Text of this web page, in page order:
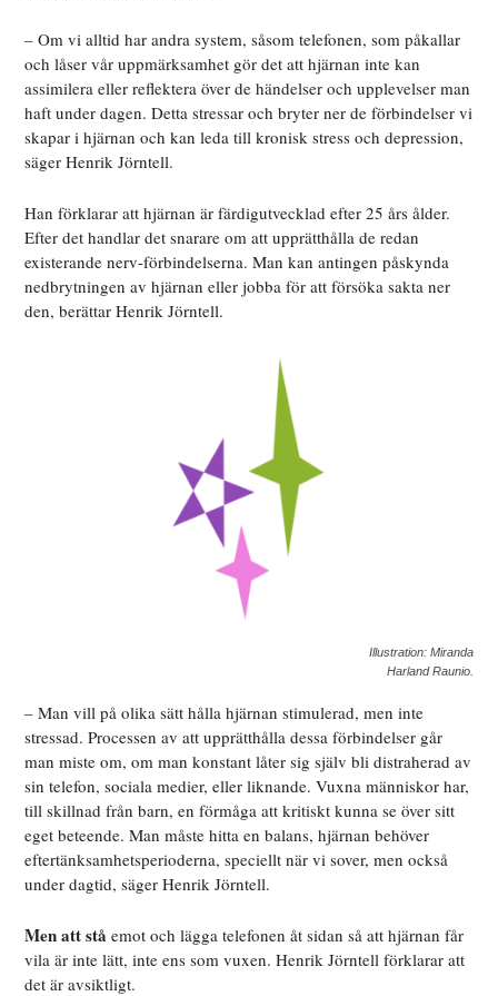
– Om vi alltid har andra system, såsom telefonen, som påkallar
och låser vår uppmärksamhet gör det att hjärnan inte kan
assimilera eller reflektera över de händelser och upplevelser man
haft under dagen. Detta stressar och bryter ner de förbindelser vi
skapar i hjärnan och kan leda till kronisk stress och depression,
säger Henrik Jörntell.
Han förklarar att hjärnan är färdigutvecklad efter 25 års ålder.
Efter det handlar det snarare om att upprätthålla de redan
existerande nerv-förbindelserna. Man kan antingen påskynda
nedbrytningen av hjärnan eller jobba för att försöka sakta ner
den, berättar Henrik Jörntell.
Illustration: Miranda
Harland Raunio.
– Man vill på olika sätt hålla hjärnan stimulerad, men inte
stressad. Processen av att upprätthålla dessa förbindelser går
man miste om, om man konstant låter sig själv bli distraherad av
sin telefon, sociala medier, eller liknande. Vuxna människor har,
till skillnad från barn, en förmåga att kritiskt kunna se över sitt
eget beteende. Man måste hitta en balans, hjärnan behöver
eftertänksamhetsperioderna, speciellt när vi sover, men också
under dagtid, säger Henrik Jörntell.
Men att stå emot och lägga telefonen åt sidan så att hjärnan får
vila är inte lätt, inte ens som vuxen. Henrik Jörntell förklarar att
det är avsiktligt.